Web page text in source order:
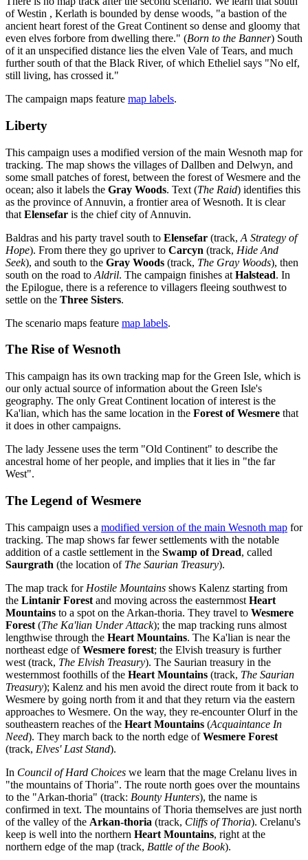
of Westin , Kerlath is bounded by dense woods, "a bastion of the
ancient heart forest of the Great Continent so dense and gloomy that
even elves forbore from dwelling there." (Born to the Banner) South
of it an unspecified distance lies the elven Vale of Tears, and much
further south of that the Black River, of which Etheliel says "No elf,
still living, has crossed it."
The campaign maps feature map labels.
Liberty
This campaign uses a modified version of the main Wesnoth map for
tracking. The map shows the villages of Dallben and Delwyn, and
some small patches of forest, between the forest of Wesmere and the
ocean; also it labels the Gray Woods. Text (The Raid) identifies this
as the province of Annuvin, a frontier area of Wesnoth. It is clear
that Elensefar is the chief city of Annuvin.
Baldras and his party travel south to Elensefar (track, A Strategy of
Hope). From there they go upriver to Carcyn (track, Hide And
Seek), and south to the Gray Woods (track, The Gray Woods), then
south on the road to Aldril. The campaign finishes at Halstead. In
the Epilogue, there is a reference to villagers fleeing southwest to
settle on the Three Sisters.
The scenario maps feature map labels.
The Rise of Wesnoth
This campaign has its own tracking map for the Green Isle, which is
our only actual source of information about the Green Isle's
geography. The only Great Continent location of interest is the
Ka'lian, which has the same location in the Forest of Wesmere that
it does in other campaigns.
The lady Jessene uses the term "Old Continent" to describe the
ancestral home of her people, and implies that it lies in "the far
West".
The Legend of Wesmere
This campaign uses a modified version of the main Wesnoth map for
tracking. The map shows far fewer settlements with the notable
addition of a castle settlement in the Swamp of Dread, called
Saurgrath (the location of The Saurian Treasury).
The map track for Hostile Mountains shows Kalenz starting from
the Lintanir Forest and moving across the easternmost Heart
Mountains to a spot on the Arkan-thoria. They travel to Wesmere
Forest (The Ka'lian Under Attack); the map tracking runs almost
lengthwise through the Heart Mountains. The Ka'lian is near the
northeast edge ofWesmere forest; the Elvish treasury is further
west (track, The Elvish Treasury). The Saurian treasury in the
westernmost foothills of the Heart Mountains (track, The Saurian
Treasury); Kalenz and his men avoid the direct route from it back to
Wesmere by going north from it and that they return via the eastern
approaches to Wesmere. On the way, they re-encounter Olurf in the
southeastern reaches of the Heart Mountains (Acquaintance In
Need). They march back to the north edge ofWesmere Forest
(track, Elves' Last Stand).
In Council of Hard Choices we learn that the mage Crelanu lives in
"the mountains of Thoria". The route north goes over the mountains
to the "Arkan-thoria" (track: Bounty Hunters), the name is
confirmed in text. The mountains of Thoria themselves are just north
of the valley of the Arkan-thoria (track, Cliffs of Thoria). Crelanu's
keep is well into the northern Heart Mountains, right at the
northern edge of the map (track, Battle of the Book).